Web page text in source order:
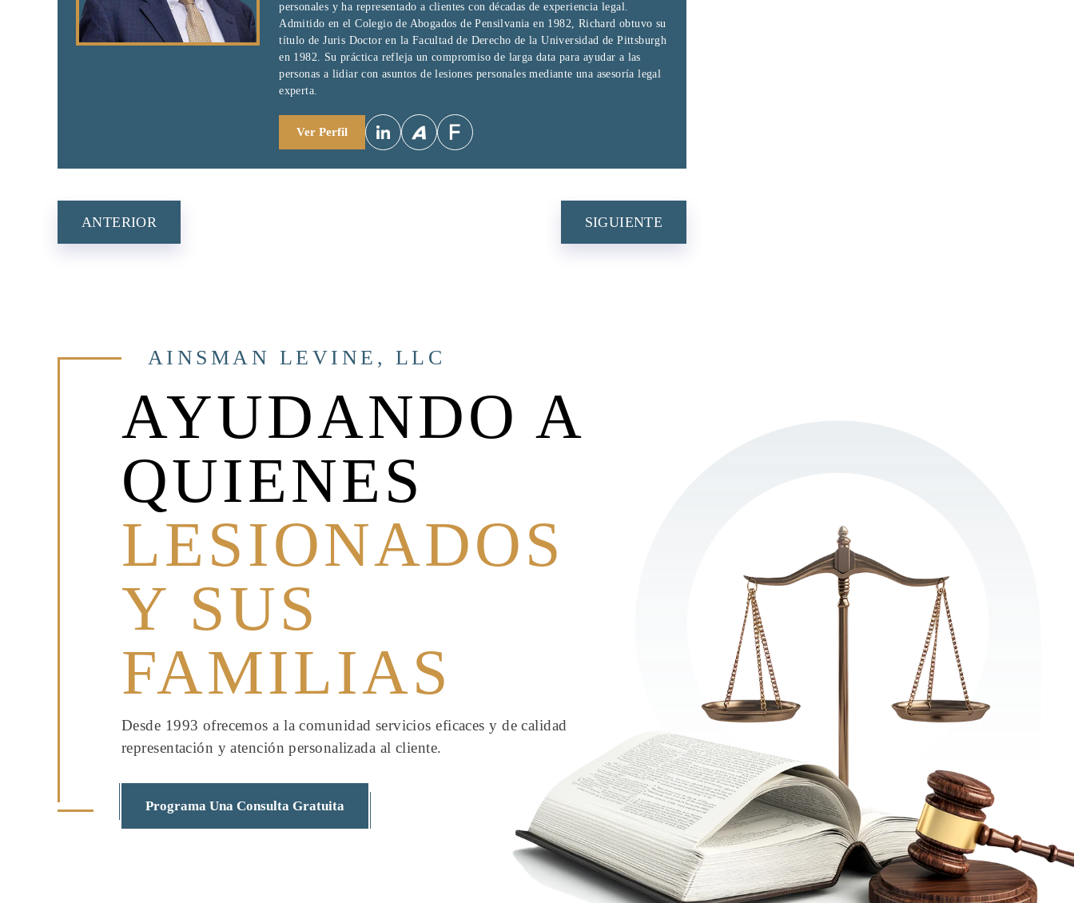
personales y ha representado a clientes con décadas de experiencia legal.
Admitido en el Colegio de Abogados de Pensilvania en 1982, Richard obtuvo su
título de Juris Doctor en la Facultad de Derecho de la Universidad de Pittsburgh
en 1982. Su práctica refleja un compromiso de larga data para ayudar a las
personas a lidiar con asuntos de lesiones personales mediante una asesoría legal
experta.
Ver Perfil
NAVEGACIÓN
ANTERIOR SIGUIENTE
AINSMAN LEVINE, LLC
AYUDANDO A
QUIENES
LESIONADOS
Y SUS
FAMILIAS
Desde 1993 ofrecemos a la comunidad servicios eficaces y de calidad
representación y atención personalizada al cliente.
Programa Una Consulta Gratuita